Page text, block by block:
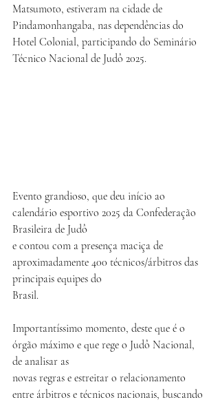
Matsumoto, estiveram na cidade de
Pindamonhangaba, nas dependências do
Hotel Colonial, participando do Seminário
Técnico Nacional de Judô 2025.
Evento grandioso, que deu início ao
calendário esportivo 2025 da Confederação
Brasileira de Judô
e contou com a presença maciça de
aproximadamente 400 técnicos/árbitros das
principais equipes do
Brasil.
Importantíssimo momento, deste que é o
órgão máximo e que rege o Judô Nacional,
de analisar as
novas regras e estreitar o relacionamento
entre árbitros e técnicos nacionais, buscando